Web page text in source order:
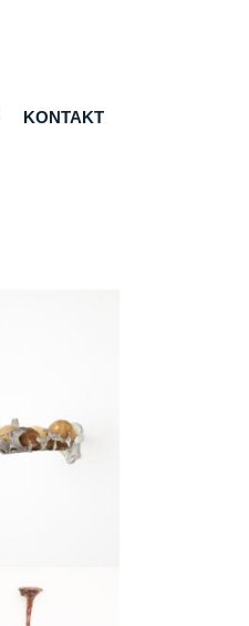
KONTAKT